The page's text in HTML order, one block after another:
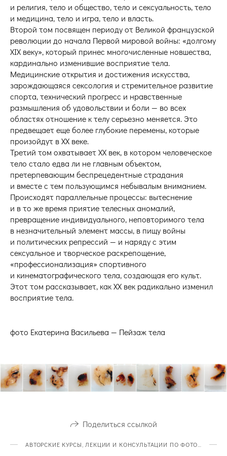
и религия, тело и общество, тело и сексуальность, тело
и медицина, тело и игра, тело и власть.
Второй том посвящен периоду от Великой французской
революции до начала Первой мировой войны: «долгому
XIX веку», который принес многочисленные новшества,
кардинально изменившие восприятие тела.
Медицинские открытия и достижения искусства,
зарождающаяся сексология и стремительное развитие
спорта, технический прогресс и нравственные
размышления об удовольствии и боли — во всех
областях отношение к телу серьезно меняется. Это
предвещает еще более глубокие перемены, которые
произойдут в XX веке.
Третий том охватывает XX век, в котором человеческое
тело стало едва ли не главным объектом,
претерпевающим беспрецедентные страдания
и вместе с тем пользующимся небывалым вниманием.
Происходят параллельные процессы: вытеснение
и в то же время приятие телесных аномалий,
превращение индивидуального, неповторимого тела
в незначительный элемент массы, в пищу войны
и политических репрессий — и наряду с этим
сексуальное и творческое раскрепощение,
«профессионализация» спортивного
и кинематографического тела, создающая его культ.
Этот том рассказывает, как XX век радикально изменил
восприятие тела.
фото Екатерина Васильева — Пейзаж тела
Поделиться ссылкой